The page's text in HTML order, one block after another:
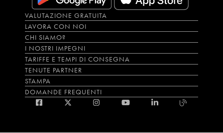
VALUTAZIONE GRATUITA
LAVORA CON NOI
CHI SIAMO?
I NOSTRI IMPEGNI
TARIFFE E TEMPI DI CONSEGNA
TENUTE PARTNER
STAMPA
DOMANDE FREQUENTI